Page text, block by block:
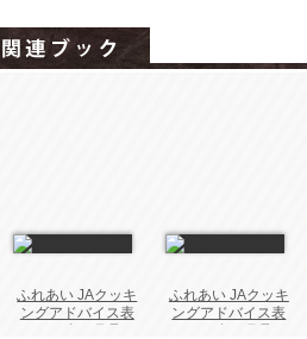
ふれあい JAクッキ
ングアドバイス表
ふれあい JAクッキ
ングアドバイス表